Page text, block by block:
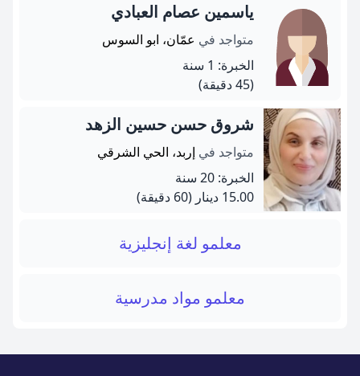
ياسمين عصام العبادي
متواجد في عمّان، ابو السوس
الخبرة: 1 سنة
(45 دقيقة)
شروق حسن حسين الزهد
متواجد في إربد، الحي الشرقي
الخبرة: 20 سنة
15.00 دينار
(60 دقيقة)
معلمو لغة إنجليزية
معلمو مواد مدرسية